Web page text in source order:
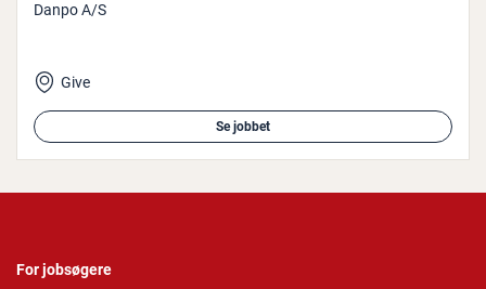
Danpo A/S
Give
Se jobbet
For jobsøgere